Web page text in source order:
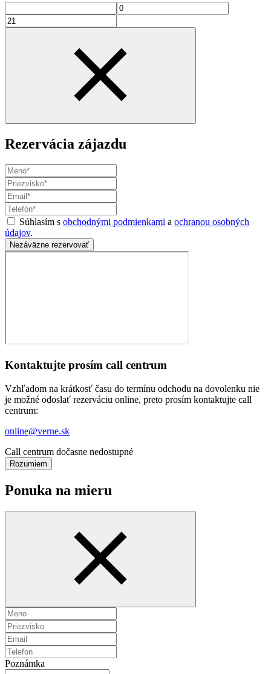
Rezervácia zájazdu
Súhlasím s obchodnými podmienkami a ochranou osobných
údajov.
Nezáväzne rezervovať
Kontaktujte prosím call centrum
Vzhľadom na krátkosť času do termínu odchodu na dovolenku nie
je možné odoslať rezerváciu online, preto prosím kontaktujte call
centrum:
online@verne.sk
Call centrum dočasne nedostupné
Rozumiem
Ponuka na mieru
Poznámka